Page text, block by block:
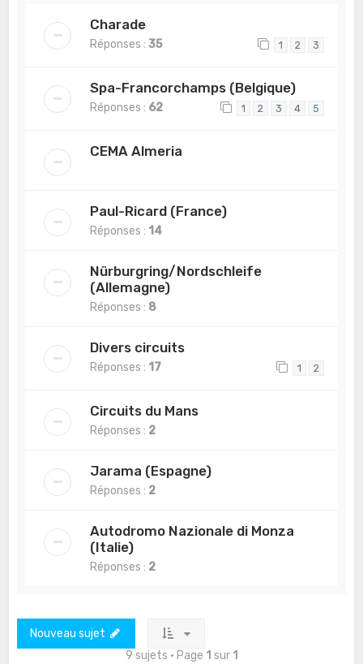
Charade
Réponses :35 1 2 3
Spa-Francorchamps (Belgique)
Réponses : 62 1 2 3 4 5
CEMA Almeria
Paul-Ricard (France)
Réponses : 14
Nürburgring/Nordschleife
(Allemagne)
Réponses : 8
Divers circuits
Réponses : 17 1 2
Circuits du Mans
Réponses : 2
Jarama (Espagne)
Réponses : 2
Autodromo Nazionale di Monza
(Italie)
Réponses : 2
Nouveau sujet
9 sujets • Page 1 sur 1